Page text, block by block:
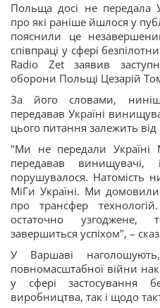
Польща досі не передала
про які раніше йшлося у
пояснили це
співпраці у сфері
Radio Zet заявив
оборони Польщі Цезарій
За його словами,
передавав Україні
цього питання залежить
"Ми не передали Україні
передавав
порушувалося. Натомість
МіГи Україні. Ми
про трансфер
остаточно узгоджене,
завершиться успіхом", –
У Варшаві
повномасштабної війни
у сфері застосування
виробництва, так і щодо